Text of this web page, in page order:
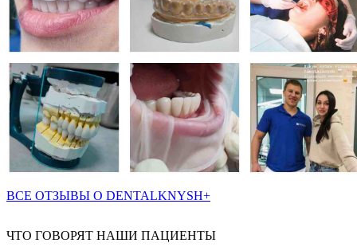
ВСЕ ОТЗЫВЫ О DENTALKNYSH+
ЧТО ГОВОРЯТ НАШИ ПАЦИЕНТЫ